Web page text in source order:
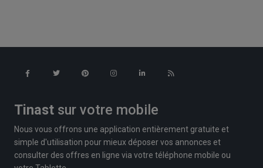
Tinast sur votre mobile
Nous vous offrons une application entièrement gratuite et
simple d'utilisation pour mieux déposer vos annonces et
consulter des offres en ligne via votre téléphone mobile ou